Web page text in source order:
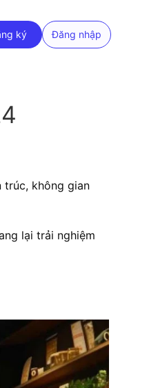
ký Đăng nhập
trúc, không gian
lại trải nghiệm